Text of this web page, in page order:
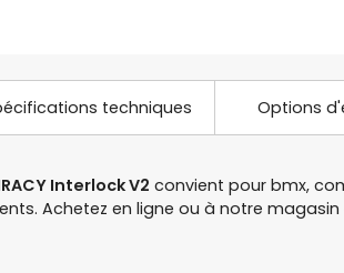
techniques Options
Interlock V2 convient pour bmx,
Achetez en ligne ou à notre